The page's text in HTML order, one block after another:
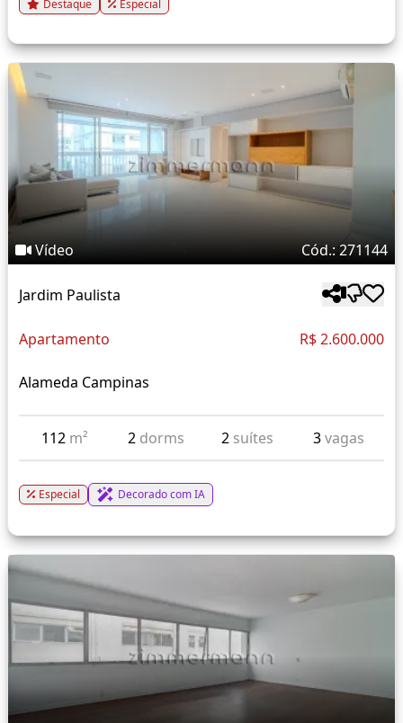
Destaque Especial
Vídeo Cód.: 271144
Jardim Paulista
Apartamento R$ 2.600.000
Alameda Campinas
112 m² 2 dorms 2 suítes 3vagas
Especial Decorado com IA